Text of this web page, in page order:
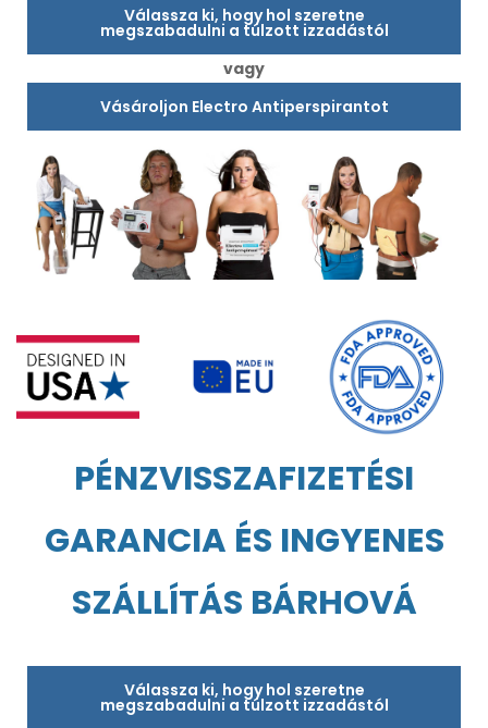
Válassza ki, hogy hol szeretne
megszabadulni a túlzott izzadástól
vagy
Vásároljon Electro Antiperspirantot
PÉNZVISSZAFIZETÉSI
GARANCIA ÉS INGYENES
SZÁLLÍTÁS BÁRHOVÁ
Válassza ki, hogy hol szeretne
megszabadulni a túlzott izzadástól